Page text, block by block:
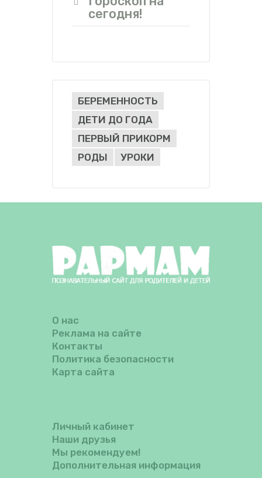
сегодня!
БЕРЕМЕННОСТЬ
ДЕТИ ДО ГОДА
ПЕРВЫЙ ПРИКОРМ
РОДЫ
УРОКИ
О нас
Реклама на сайте
Контакты
Политика безопасности
Карта сайта
Личный кабинет
Наши друзья
Мы рекомендуем!
Дополнительная информация